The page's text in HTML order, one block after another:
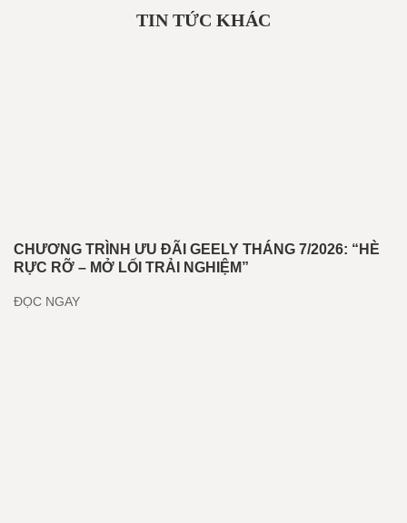
TIN TỨC KHÁC
CHƯƠNG TRÌNH ƯU ĐÃI GEELY THÁNG 7/2026: “HÈ
RỰC RỠ – MỞ LỐI TRẢI NGHIỆM”
ĐỌC NGAY